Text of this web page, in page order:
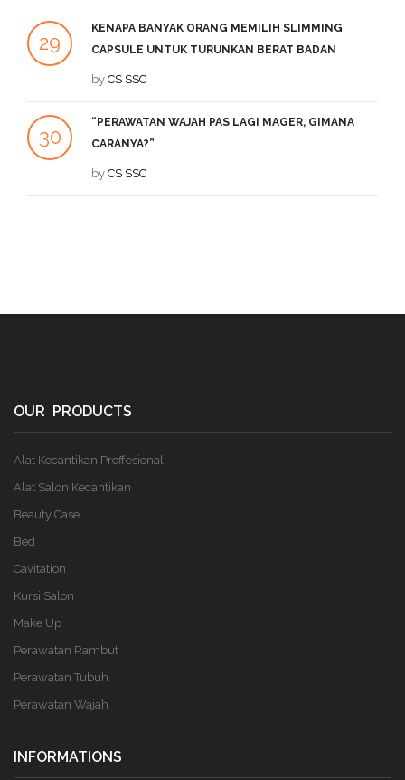
29
KENAPA BANYAK ORANG MEMILIH SLIMMING
CAPSULE UNTUK TURUNKAN BERAT BADAN
by CS SSC
30
“PERAWATAN WAJAH PAS LAGI MAGER, GIMANA
CARANYA?”
by CS SSC
OUR PRODUCTS
Alat Kecantikan Proffesional
Alat Salon Kecantikan
Beauty Case
Bed
Cavitation
Kursi Salon
Make Up
Perawatan Rambut
Perawatan Tubuh
Perawatan Wajah
INFORMATIONS